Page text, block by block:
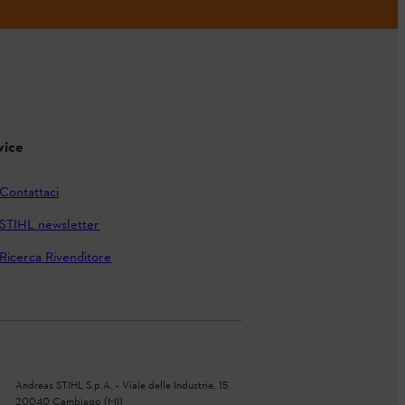
Contattaci
STIHL newsletter
Ricerca Rivenditore
Andreas STIHL S.p.A. - Viale delle Industrie, 15
20040 Cambiago (MI)